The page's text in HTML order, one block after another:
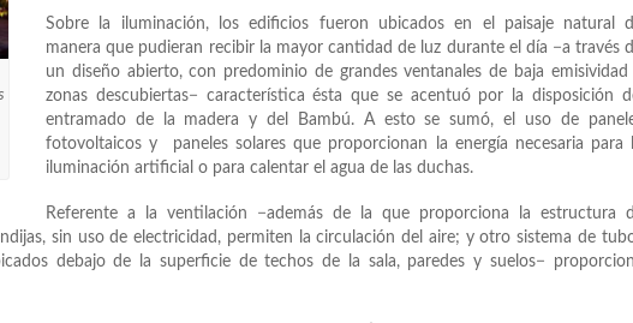
Sobre la iluminación, los edificios fueron ubicados en el paisaje natural
manera que pudieran recibir la mayor cantidad de luz durante el día −a través
un diseño abierto, con predominio de grandes ventanales de baja emisividad
zonas descubiertas− característica ésta que se acentuó por la disposición
entramado de la madera y del Bambú. A esto se sumó, el uso de
fotovoltaicos y paneles solares que proporcionan la energía necesaria para
iluminación artificial o para calentar el agua de las duchas.
Referente a la ventilación −además de la que proporciona la estructura
sin uso de electricidad, permiten la circulación del aire; y otro sistema de
debajo de la superficie de techos de la sala, paredes y suelos−